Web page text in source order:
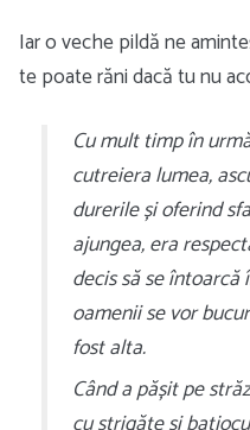
Iar o veche pildă ne
te poate răni dacă tu nu
Cu mult timp în
cutreiera lumea,
durerile și oferind
ajungea, era
decis să se întoarcă
oamenii se vor
fost alta.
Când a pășit pe